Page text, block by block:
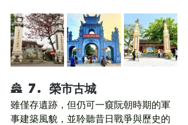
🏯 7. 榮市古城
雖僅存遺跡，但仍可一窺阮朝時期的軍
事建築風貌，並聆聽昔日戰爭與歷史的